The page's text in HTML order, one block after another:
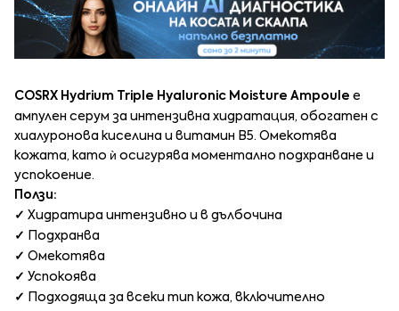
COSRX Hydrium Triple Hyaluronic Moisture Ampoule е
ампулен серум за интензивна хидратация, обогатен с
хиалуронова киселина и витамин B5. Омекотява
кожата, като ѝ осигурява моментално подхранване и
успокоение.
Ползи:
✓ Хидратира интензивно и в дълбочина
✓
Подхранва
✓ Омекотява
✓ Успокоява
✓
Подходяща за всеки тип кожа, включително